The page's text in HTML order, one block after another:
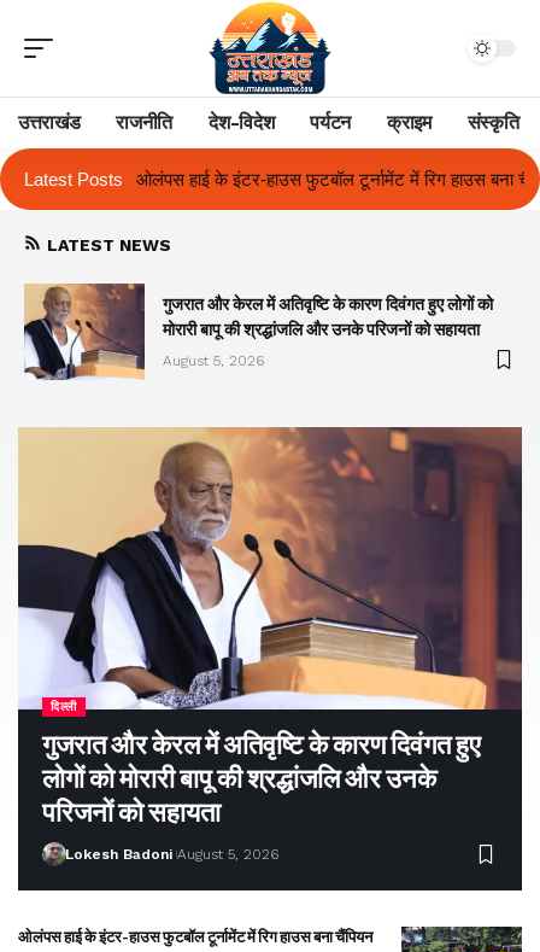
उत्तराखंड राजनीति देश-विदेश पर्यटन क्राइम संस्कृति
Latest Posts
फुटबॉल टूर्नामेंट में रिग हाउस बना चैंपियन तुलाज़ ने रचा इतिहास, संस्थान से
LATEST NEWS
गुजरात और केरल में अतिवृष्टि के कारण दिवंगत हुए लोगों को
मोरारी बापू की श्रद्धांजलि और उनके परिजनों को सहायता
August 5, 2026
दिल्ली
गुजरात और केरल में अतिवृष्टि के कारण दिवंगत हुए
लोगों को मोरारी बापू की श्रद्धांजलि और उनके
परिजनों को सहायता
Lokesh Badoni August 5, 2026
ओलंपस हाई के इंटर-हाउस फुटबॉल टूर्नामेंट में रिग हाउस बना चैंपियन